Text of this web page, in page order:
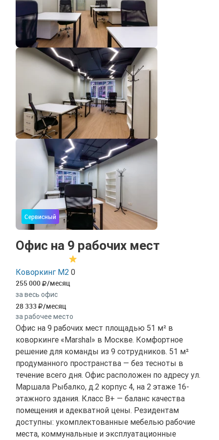
Сервисный
Офис на 9 рабочих мест
Коворкинг М2 0
255 000 /месяц
за весь офис
28 333 /месяц
за рабочее место
Офис на 9 рабочих мест площадью 51 м² в
коворкинге «Marshal» в Москве. Комфортное
решение для команды из 9 сотрудников. 51 м²
продуманного пространства — без тесноты в
течение всего дня. Офис расположен по адресу ул.
Маршала Рыбалко, д.2 корпус 4, на 2 этаже 16-
этажного здания. Класс B+ — баланс качества
помещения и адекватной цены. Резидентам
доступны: укомплектованные мебелью рабочие
места, коммунальные и эксплуатационные